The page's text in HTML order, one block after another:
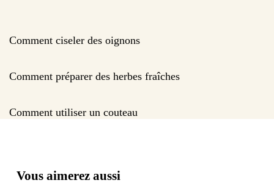
Comment ciseler des oignons
Comment préparer des herbes fraîches
Comment utiliser un couteau
Vous aimerez aussi